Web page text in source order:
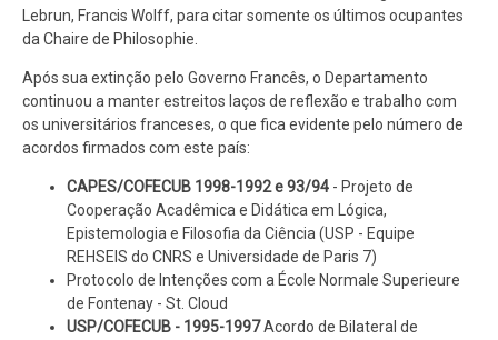
Lebrun, Francis Wolff, para citar somente os últimos ocupantes
da Chaire de Philosophie.
Após sua extinção pelo Governo Francês, o Departamento
continuou a manter estreitos laços de reflexão e trabalho com
os universitários franceses, o que fica evidente pelo número de
acordos firmados com este país:
CAPES/COFECUB 1998-1992 e 93/94 - Projeto de
Cooperação Acadêmica e Didática em Lógica,
Epistemologia e Filosofia da Ciência (USP - Equipe
REHSEIS do CNRS e Universidade de Paris 7)
Protocolo de Intenções com a École Normale Superieure
de Fontenay - St. Cloud
USP/COFECUB - 1995-1997Acordo de Bilateral de